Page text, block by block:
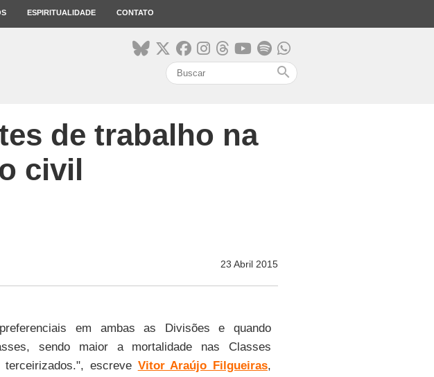
ESPIRITUALIDADE CONTATO
search
de trabalho na
civil
23 Abril 2015
em ambas as Divisões e quando
sendo maior a mortalidade nas Classes
terceirizados.", escreve Vitor Araújo Filgueiras,